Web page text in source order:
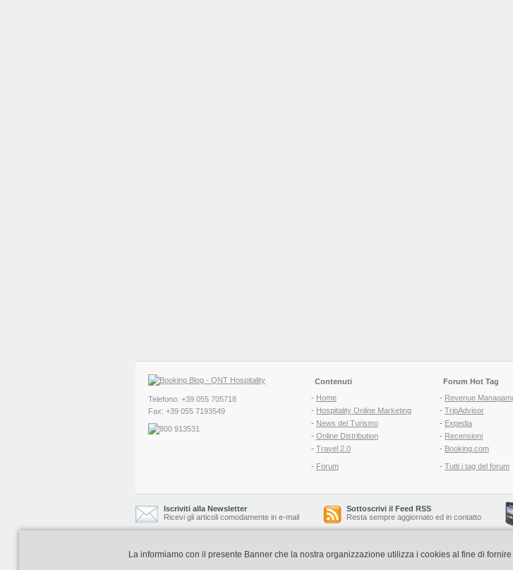
Telefono: +39 055 705718
Fax: +39 055 7193549
Contenuti
- Home
- Hospitality Online Marketing
- News del Turismo
- Online Distribution
- Travel 2.0
- Forum
Forum Hot Tag
- Revenue
- TripAdvisor
- Expedia
- Recensioni
- Booking.com
- Tutti i tag del forum
Iscriviti alla Newsletter
Ricevi gli articoli comodamente in e-mail
Sottoscrivi il Feed RSS
Resta sempre aggiornato ed in contatto
Booking Blog è realizzato e curato da Copyright © 2006-2026
La informiamo con il presente Banner che la nostra organizzazione utilizza i cookies al fine di